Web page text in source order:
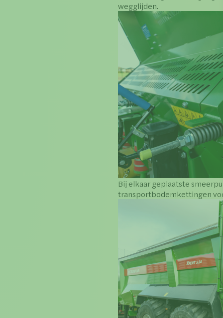
wegglijden.
Bij elkaar geplaatste
transportbodemkettingen